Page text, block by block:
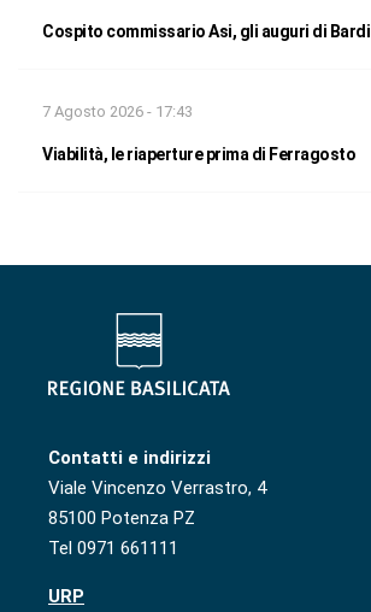
Cospito commissario Asi, gli auguri di Bardi
7 Agosto 2026 - 17:43
Viabilità, le riaperture prima di Ferragosto
Contatti e indirizzi
Viale Vincenzo Verrastro, 4
85100 Potenza PZ
Tel 0971 661111
URP